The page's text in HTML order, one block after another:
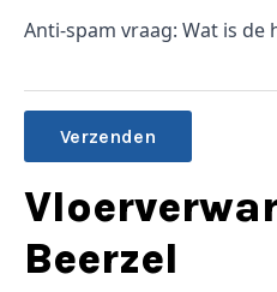
Anti-spam vraag: Wat is de
Alternative:
Beerzel